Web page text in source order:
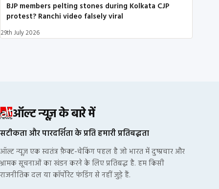
BJP members pelting stones during Kolkata CJP
protest? Ranchi video falsely viral
29th July 2026
ऑल्ट न्यूज़ के बारे में
सटीकता और पारदर्शिता के प्रति हमारी प्रतिबद्धता
ऑल्ट न्यूज़ एक स्वतंत्र फ़ैक्ट-चेकिंग पहल है जो भारत में दुष्प्रचार और
भ्रामक सूचनाओं का खंडन करने के लिए प्रतिबद्ध है. हम किसी
राजनीतिक दल या कॉर्पोरेट फंडिंग से नहीं जुड़े हैं.